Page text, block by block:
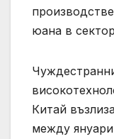
юана в
Китай
между